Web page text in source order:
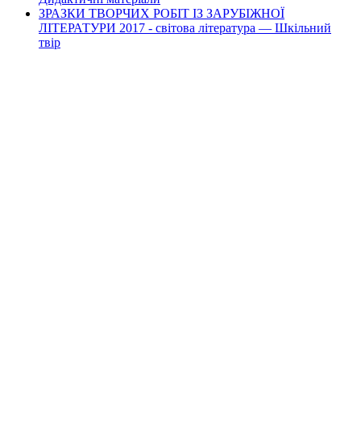
ЗРАЗКИ ТВОРЧИХ РОБІТ ІЗ ЗАРУБІЖНОЇ
ЛІТЕРАТУРИ 2017 - світова література — Шкільний
твір